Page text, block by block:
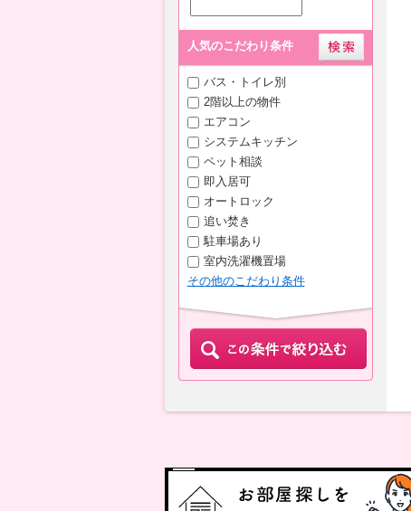
人気のこだわり条件
バス・トイレ別
2階以上の物件
エアコン
システムキッチン
ペット相談
即入居可
オートロック
追い焚き
駐車場あり
室内洗濯機置場
その他のこだわり条件